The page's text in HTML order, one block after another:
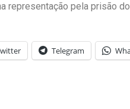
representação pela prisão
Telegram